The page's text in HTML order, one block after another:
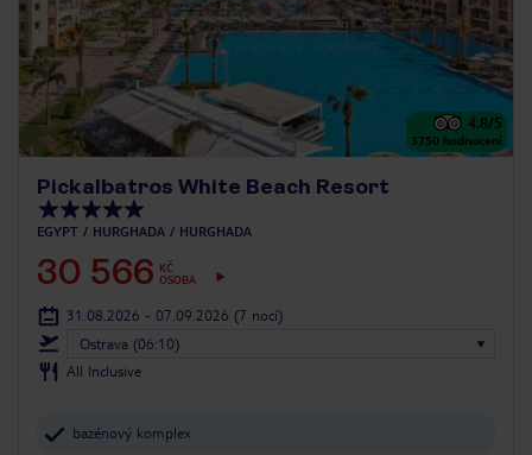
4.8/5
3750 hodnocení
Pickalbatros White Beach Resort
EGYPT HURGHADA HURGHADA
30 566 KČ
OSOBA
31.08.2026 - 07.09.2026 (7 nocí)
Ostrava (06:10)
All Inclusive
bazénový komplex